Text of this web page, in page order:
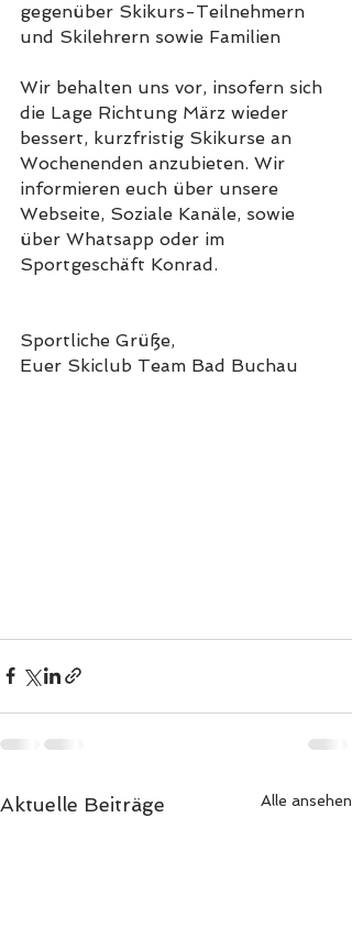
gegenüber Skikurs-Teilnehmern
und Skilehrern sowie Familien
Wir behalten uns vor, insofern sich
die Lage Richtung März wieder
bessert, kurzfristig Skikurse an
Wochenenden anzubieten. Wir
informieren euch über unsere
Webseite, Soziale Kanäle, sowie
über Whatsapp oder im
Sportgeschäft Konrad.
Sportliche Grüße,
Euer Skiclub Team Bad Buchau
Aktuelle Beiträge Alle ansehen